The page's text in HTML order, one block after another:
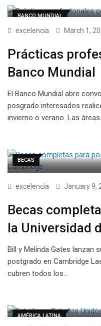
BANCO MUNDIAL
excelencia March 1,
Prácticas
Banco Mundial
El Banco Mundial abre
posgrado interesados
invierno o verano. Las
BECAS
excelencia January 9,
Becas
la Universidad
Bill y Melinda Gates lanzan
postgrado en Cambridge
cubren todos los…
AMÉRICA LATINA